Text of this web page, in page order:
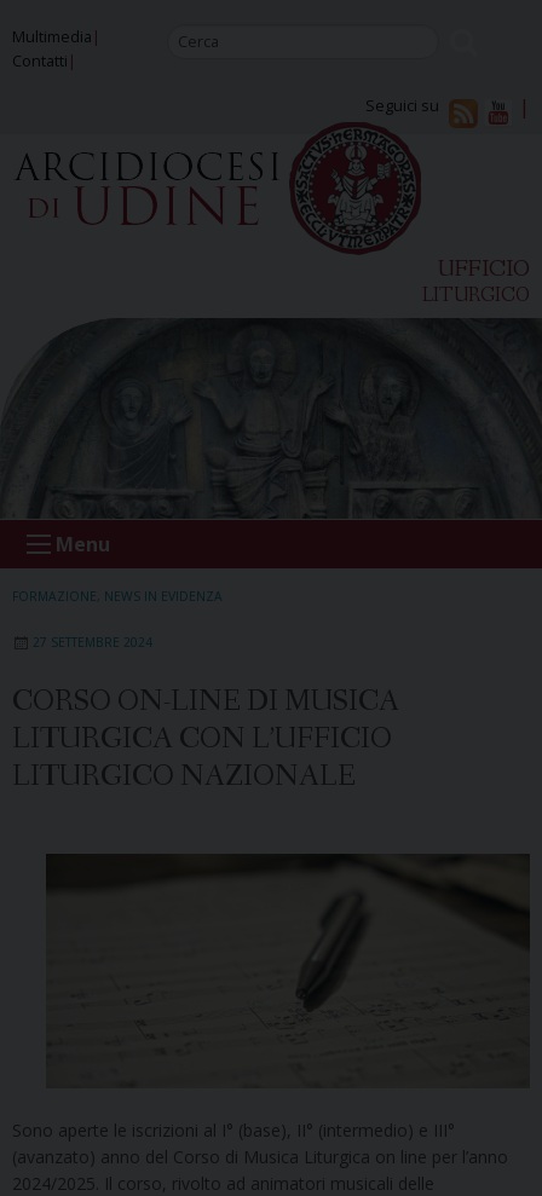
to
content
Multimedia
Contatti
Seguici su
UFFICIO
LITURGICO
Menu
FORMAZIONE NEWS IN EVIDENZA
27 SETTEMBRE 2024
CORSO ON-LINE DI MUSICA
LITURGICA CON L’UFFICIO
LITURGICO NAZIONALE
Sono aperte le iscrizioni al I° (base), II° (intermedio) e III°
(avanzato) anno del Corso di Musica Liturgica on line per l’anno
2024/2025. Il corso, rivolto ad animatori musicali delle